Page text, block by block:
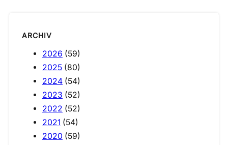
ARCHIV
2026 (59)
2025 (80)
2024 (54)
2023 (52)
2022 (52)
2021 (54)
2020 (59)